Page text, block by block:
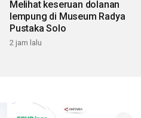
Melihat keseruan dolanan
lempung di Museum Radya
Pustaka Solo
2 jam lalu